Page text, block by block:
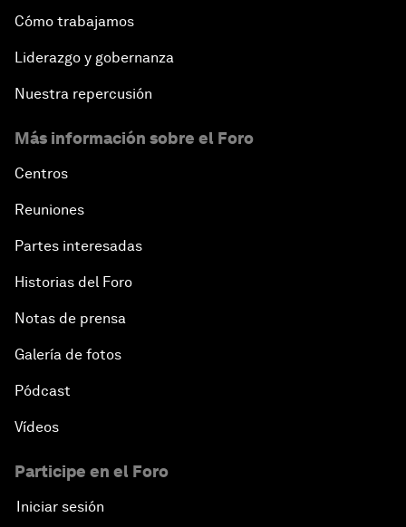
Cómo trabajamos
Liderazgo y gobernanza
Nuestra repercusión
Más información sobre el Foro
Centros
Reuniones
Partes interesadas
Historias del Foro
Notas de prensa
Galería de fotos
Pódcast
Vídeos
Participe en el Foro
Iniciar sesión